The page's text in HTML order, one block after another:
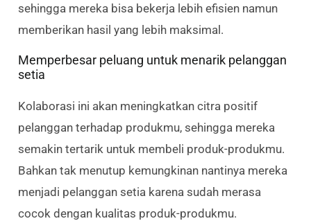
sehingga mereka bisa bekerja lebih efisien namun
memberikan hasil yang lebih maksimal.
Memperbesar peluang untuk menarik pelanggan
setia
Kolaborasi ini akan meningkatkan citra positif
pelanggan terhadap produkmu, sehingga mereka
semakin tertarik untuk membeli produk-produkmu.
Bahkan tak menutup kemungkinan nantinya mereka
menjadi pelanggan setia karena sudah merasa
cocok dengan kualitas produk-produkmu.